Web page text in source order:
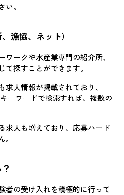
。
漁協、ネット）
ークや水産業専門の紹介所、
探すことができます。
人情報が掲載されており、
ーワードで検索すれば、複数の
求人も増えており、応募ハード
者の受け入れを積極的に行って